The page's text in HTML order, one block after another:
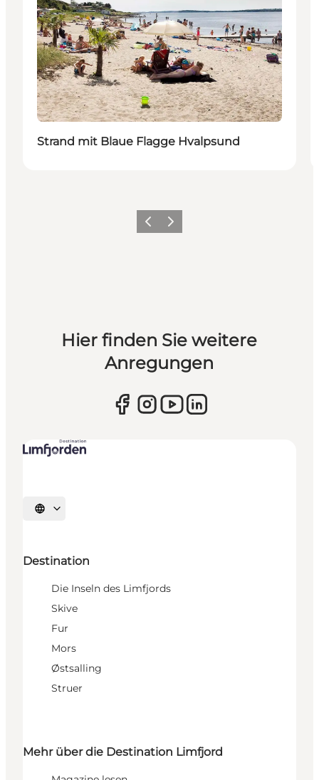
Strand mit Blaue Flagge Hvalpsund
Vorherige Folie
Nächste Folie
Hier finden Sie weitere
Anregungen
Sprache auswählen
Destination
Die Inseln des Limfjords
Skive
Fur
Mors
Østsalling
Struer
Mehr über die Destination Limfjord